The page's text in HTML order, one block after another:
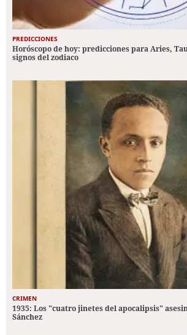
PREDICCIONES
Horóscopo de hoy: predicciones para Aries,
signos del zodiaco
CRIMEN
1935: Los "cuatro jinetes del apocalipsis"
Sánchez